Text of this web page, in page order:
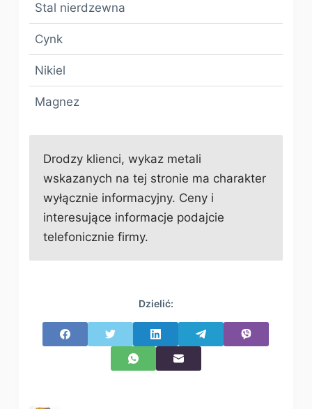
Stal nierdzewna
Cynk
Nikiel
Magnez
Drodzy klienci, wykaz metali
wskazanych na tej stronie ma charakter
wyłącznie informacyjny. Ceny i
interesujące informacje podajcie
telefonicznie firmy.
Dzielić: